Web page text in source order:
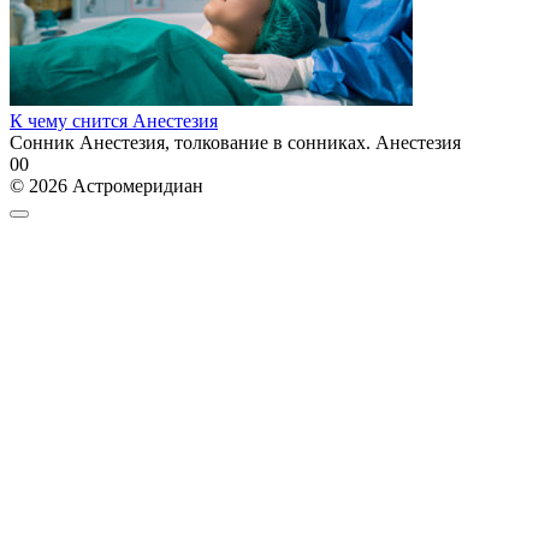
К чему снится Анестезия
Сонник Анестезия, толкование в сонниках. Анестезия
00
© 2026 Астромеридиан